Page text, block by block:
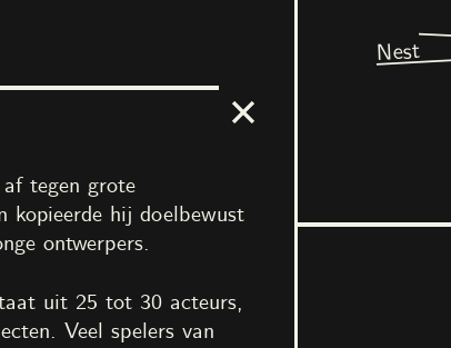
tegen grote
kopieerde hij doelbewust
ontwerpers.
uit 25 tot 30 acteurs,
Veel spelers van
Nest